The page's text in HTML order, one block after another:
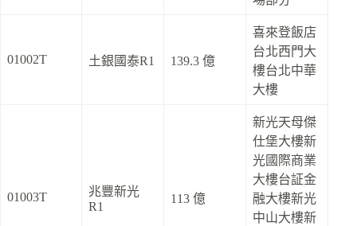
01002T 土銀國泰R1 139.3 億
喜來登飯店
台北西門大
樓台北中華
大樓
01003T
兆豐新光
R1
113 億
新光天母傑
仕堡大樓新
光國際商業
大樓台証金
融大樓新光
中山大樓新